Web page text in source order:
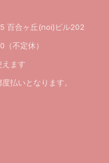
百合ヶ丘(noi)ビル202
不定休）
えます
払いとなります。